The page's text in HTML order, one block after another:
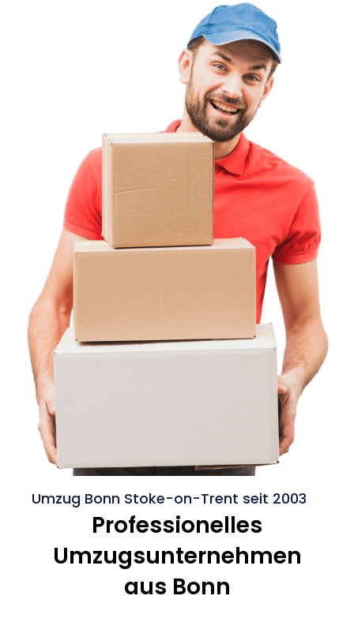
Umzug Bonn Stoke-on-Trent seit 2003
Professionelles
Umzugsunternehmen
aus Bonn